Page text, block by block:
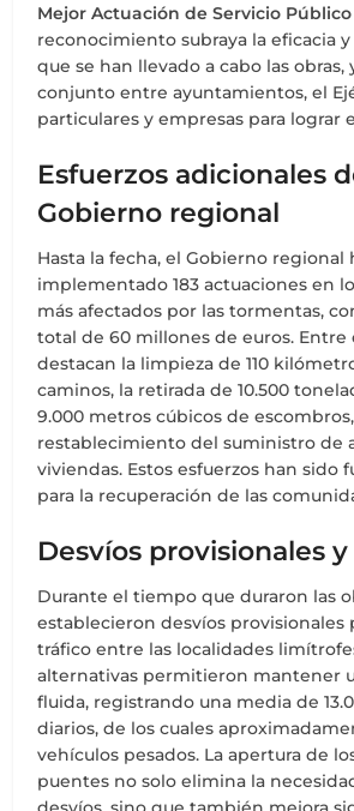
Mejor Actuación de Servicio Público
reconocimiento subraya la eficacia
que se han llevado a cabo las obras,
conjunto entre ayuntamientos, el
particulares y empresas para lograr
Esfuerzos adicionales
Gobierno regional
Hasta la fecha, el Gobierno regional
implementado 183 actuaciones en
más afectados por las tormentas,
total de 60 millones de euros. Entre
destacan la limpieza de 110
caminos, la retirada de 10.500
9.000 metros cúbicos de
restablecimiento del suministro de
viviendas. Estos esfuerzos han sido
para la recuperación de las
Desvíos provisionales
Durante el tiempo que duraron las
establecieron desvíos provisionales
tráfico entre las localidades
alternativas permitieron mantener
fluida, registrando una media de
diarios, de los cuales
vehículos pesados. La apertura de
puentes no solo elimina la